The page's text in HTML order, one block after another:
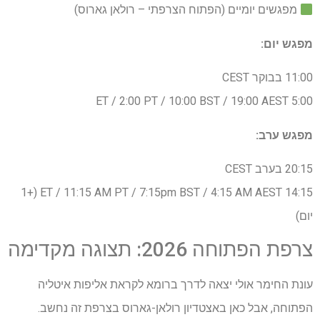
מפגשים יומיים (הפתוח הצרפתי – רולאן גארוס)
מפגש יום:
11:00 בבוקר CEST
5:00 ET / 2:00 PT / 10:00 BST / 19:00 AEST
מפגש ערב:
20:15 בערב CEST
14:15 ET / 11:15 AM PT / 7:15pm BST / 4:15 AM AEST (+1
יום)
צרפת הפתוחה 2026: תצוגה מקדימה
עונת החימר אולי יצאה לדרך ברומא לקראת אליפות איטליה
הפתוחה, אבל כאן באצטדיון רולאן-גארוס בצרפת זה נחשב.